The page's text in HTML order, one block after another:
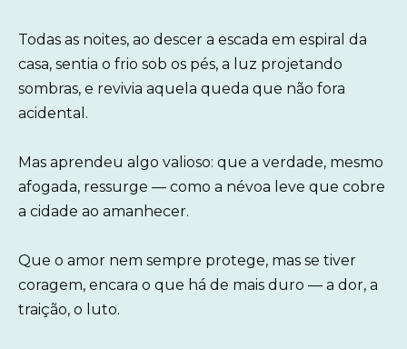
Todas as noites, ao descer a escada em espiral da
casa, sentia o frio sob os pés, a luz projetando
sombras, e revivia aquela queda que não fora
acidental.
Mas aprendeu algo valioso: que a verdade, mesmo
afogada, ressurge — como a névoa leve que cobre
a cidade ao amanhecer.
Que o amor nem sempre protege, mas se tiver
coragem, encara o que há de mais duro — a dor, a
traição, o luto.